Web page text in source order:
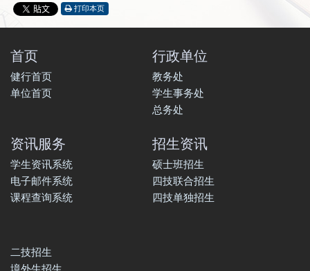
打印本页
首页
健行首页
单位首页
行政单位
教务处
学生事务处
总务处
资讯服务
学生资讯系统
电子邮件系统
课程查询系统
招生资讯
硕士班招生
四技联合招生
四技单独招生
二技招生